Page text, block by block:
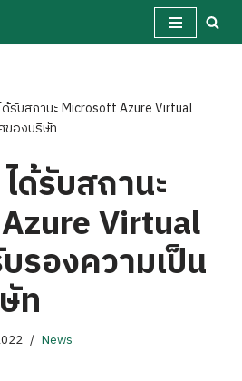
รับสถานะ Microsoft Azure Virtual
ของบริษัท
ด้รับสถานะ
Virtual
รองความเป็น
ท
News